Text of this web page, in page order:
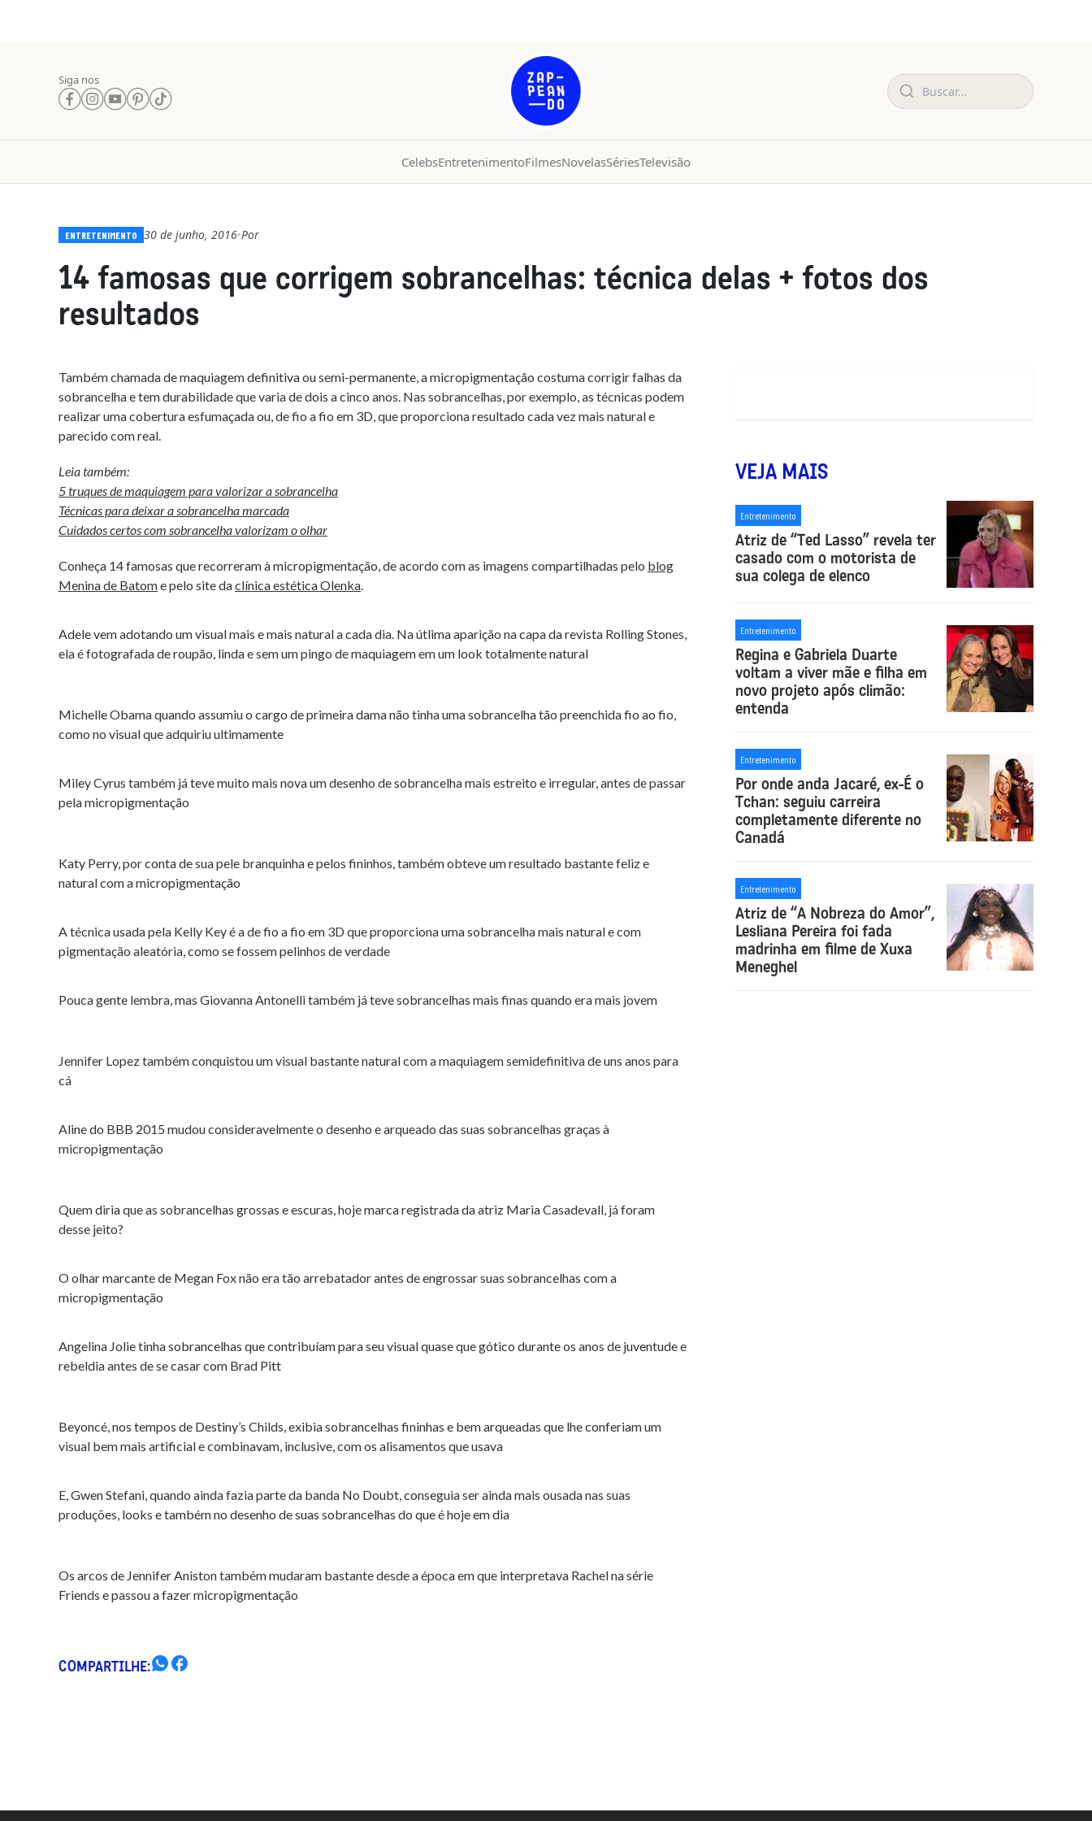
Siga nos
CelebsEntretenimentoFilmesNovelasSériesTelevisão
ENTRETENIMENTO 30 de junho, 2016•Por
14 famosas que corrigem sobrancelhas: técnica delas + fotos dos
resultados
Também chamada de maquiagem definitiva ou semi-permanente, a micropigmentação costuma corrigir falhas da
sobrancelha e tem durabilidade que varia de dois a cinco anos. Nas sobrancelhas, por exemplo, as técnicas podem
realizar uma cobertura esfumaçada ou, de fio a fio em 3D, que proporciona resultado cada vez mais natural e
parecido com real.
Leia também:
5 truques de maquiagem para valorizar a sobrancelha
Técnicas para deixar a sobrancelha marcada
Cuidados certos com sobrancelha valorizam o olhar
Conheça 14 famosas que recorreram à micropigmentação, de acordo com as imagens compartilhadas pelo blog
Menina de Batome pelo site daclínica estética Olenka.
Adele vem adotando um visual mais e mais natural a cada dia. Na útlima aparição na capa da revista Rolling Stones,
ela é fotografada de roupão, linda e sem um pingo de maquiagem em um look totalmente natural
Michelle Obama quando assumiu o cargo de primeira dama não tinha uma sobrancelha tão preenchida fio ao fio,
como no visual que adquiriu ultimamente
Miley Cyrus também já teve muito mais nova um desenho de sobrancelha mais estreito e irregular, antes de passar
pela micropigmentação
Katy Perry, por conta de sua pele branquinha e pelos fininhos, também obteve um resultado bastante feliz e
natural com a micropigmentação
A técnica usada pela Kelly Key é a de fio a fio em 3D que proporciona uma sobrancelha mais natural e com
pigmentação aleatória, como se fossem pelinhos de verdade
Pouca gente lembra, mas Giovanna Antonelli também já teve sobrancelhas mais finas quando era mais jovem
Jennifer Lopez também conquistou um visual bastante natural com a maquiagem semidefinitiva de uns anos para
cá
Aline do BBB 2015 mudou consideravelmente o desenho e arqueado das suas sobrancelhas graças à
micropigmentação
Quem diria que as sobrancelhas grossas e escuras, hoje marca registrada da atriz Maria Casadevall, já foram
desse jeito?
O olhar marcante de Megan Fox não era tão arrebatador antes de engrossar suas sobrancelhas com a
micropigmentação
Angelina Jolie tinha sobrancelhas que contribuíam para seu visual quase que gótico durante os anos de juventude e
rebeldia antes de se casar com Brad Pitt
Beyoncé, nos tempos de Destiny’s Childs, exibia sobrancelhas fininhas e bem arqueadas que lhe conferiam um
visual bem mais artificial e combinavam, inclusive, com os alisamentos que usava
E, Gwen Stefani, quando ainda fazia parte da banda No Doubt, conseguia ser ainda mais ousada nas suas
produções, looks e também no desenho de suas sobrancelhas do que é hoje em dia
Os arcos de Jennifer Aniston também mudaram bastante desde a época em que interpretava Rachel na série
Friends e passou a fazer micropigmentação
COMPARTILHE:
VEJA MAIS
Entretenimento
Atriz de “Ted Lasso” revela ter
casado com o motorista de
sua colega de elenco
Entretenimento
Regina e Gabriela Duarte
voltam a viver mãe e filha em
novo projeto após climão:
entenda
Entretenimento
Por onde anda Jacaré, ex-É o
Tchan: seguiu carreira
completamente diferente no
Canadá
Entretenimento
Atriz de “A Nobreza do Amor”,
Lesliana Pereira foi fada
madrinha em filme de Xuxa
Meneghel